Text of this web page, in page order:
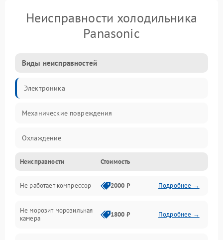
Неисправности холодильника
Panasonic
Виды неисправностей
Электроника
Механические повреждения
Охлаждение
Механика
Электропитание
Дренаж
Неисправности Стоимость
Не работает компрессор 2000 ₽ Подробнее →
Не морозит морозильная
камера
1800 ₽ Подробнее →